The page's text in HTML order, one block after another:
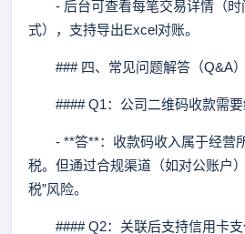
- 后台可查看每笔交易详情（时
式），支持导出Excel对账。
### 四、常见问题解答（Q&A）
#### Q1：公司二维码收款需要
- **答**：收款码收入属于经营
税。但通过合规渠道（如对公账户
税”风险。
#### Q2：关联后支持信用卡支